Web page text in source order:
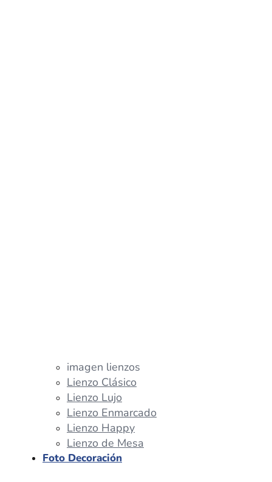
imagen lienzos
Lienzo Clásico
Lienzo Lujo
Lienzo Enmarcado
Lienzo Happy
Lienzo de Mesa
Foto Decoración